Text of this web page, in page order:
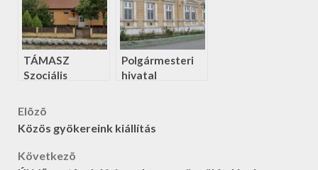
TÁMASZ
Szociális
Központ
telephelye
Polgármesteri
hivatal
Post
Elõzõ
Közös gyökereink kiállítás
Következõ